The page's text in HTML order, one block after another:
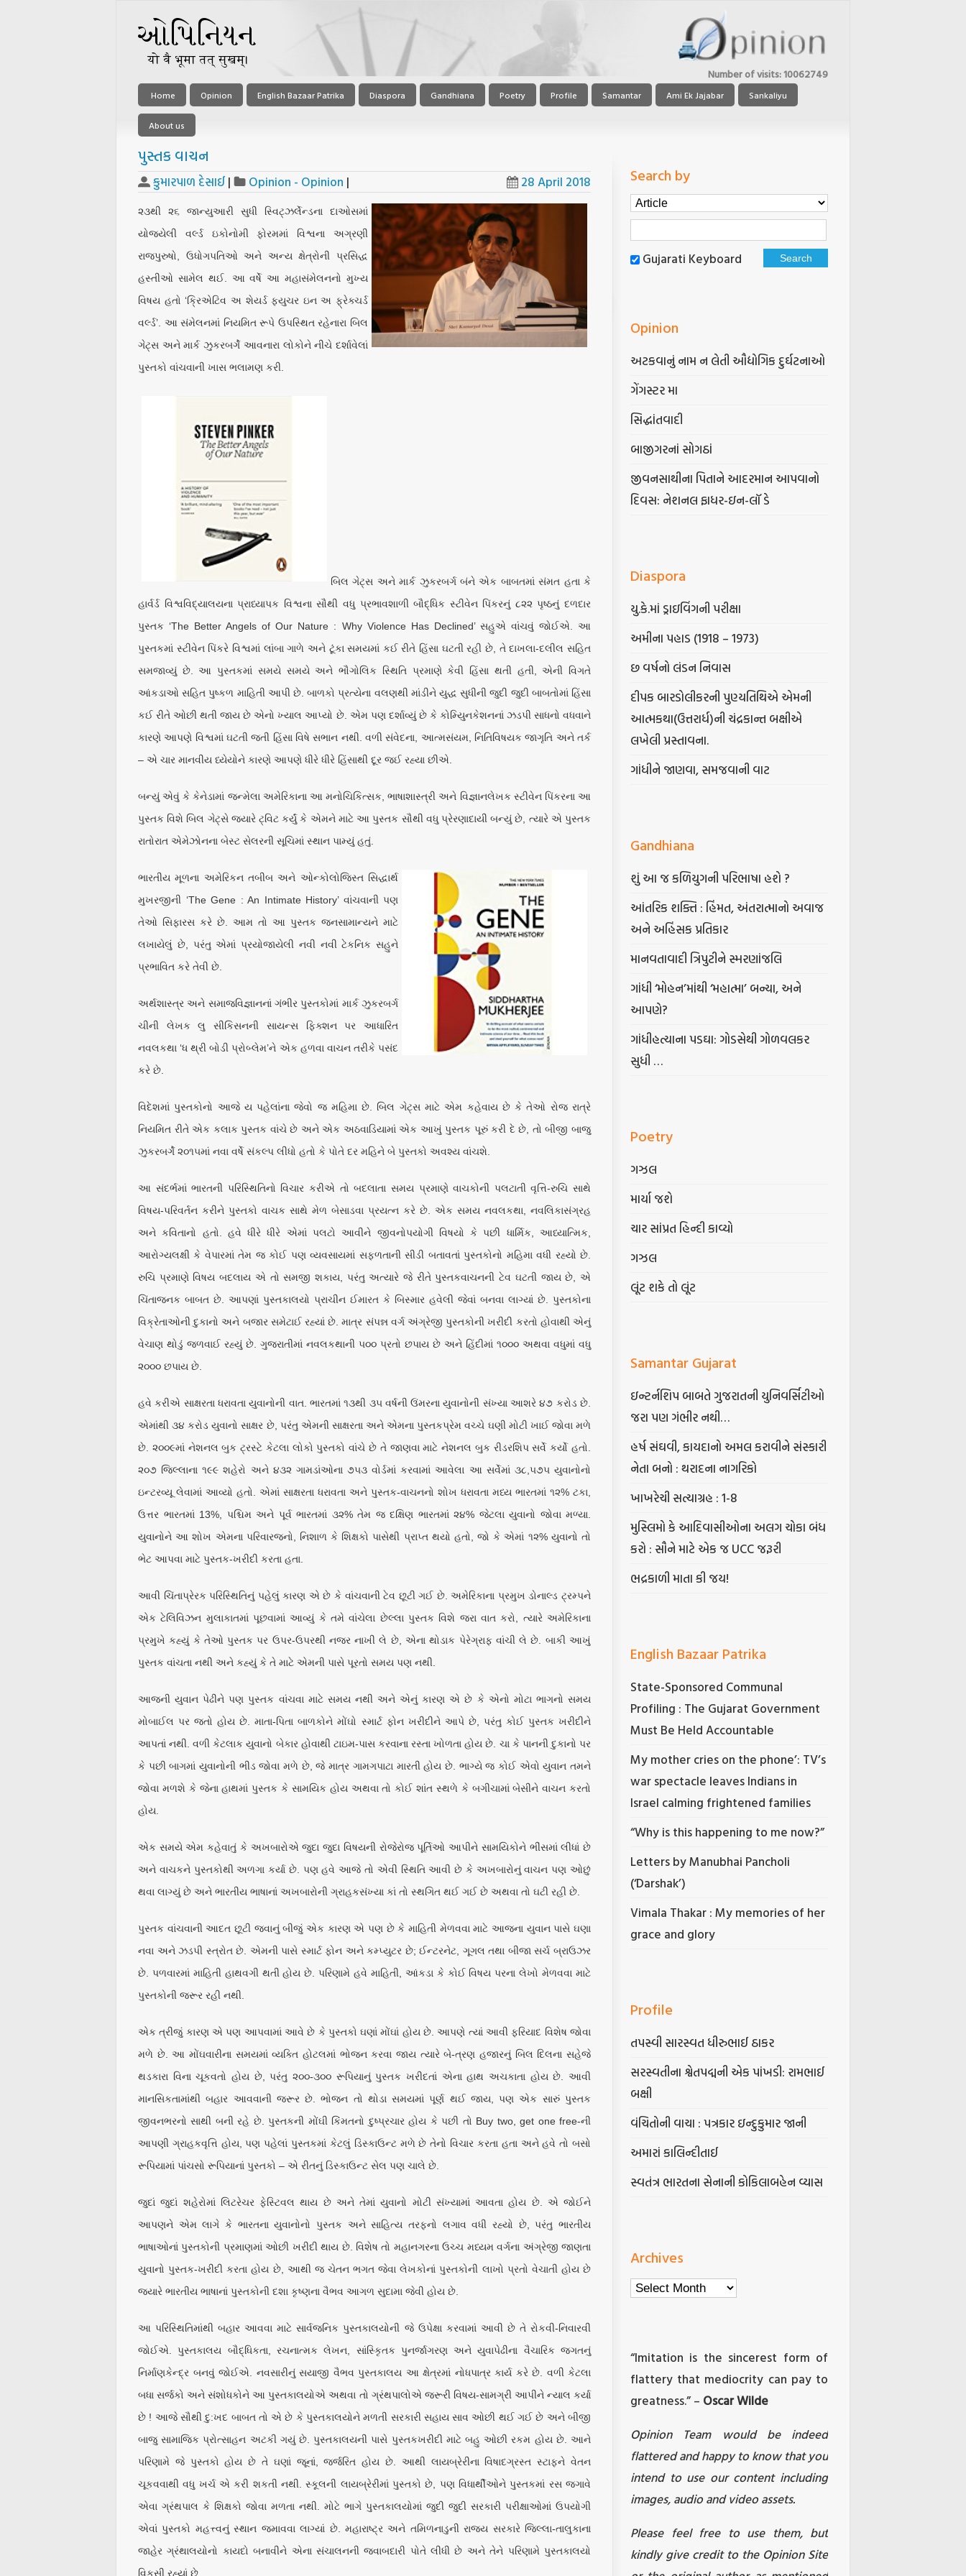
Number of visits:10062749
Home Opinion English Bazaar Patrika Diaspora Gandhiana Poetry Profile Samantar Ami Ek Jajabar Sankaliyu
About us
પુસ્તક વાચન
કુમારપાળ દેસાઈ | Opinion - Opinion | 28 April 2018
૨૩થી ૨૬ જાન્યુઆરી સુધી સ્વિટ્ઝર્લેન્ડના દાઓસમાં
યોજયેલી વર્લ્ડ ઇકોનોમી ફોરમમાં વિશ્વના અગ્રણી
રાજપુરુષો, ઉધોગપતિઓ અને અન્ય ક્ષેત્રોની પ્રસિદ્ધ
હસ્તીઓ સામેલ થઈ. આ વર્ષે આ મહાસંમેલનનો મુખ્ય
વિષય હતો ‘ક્રિએટિવ અ શેયર્ડ ફયુચર ઇન અ ફ્રેક્ચર્ડ
વર્લ્ડ’. આ સંમેલનમાં નિયમિત રૂપે ઉપસ્થિત રહેનારા બિલ
ગેટ્સ અને માર્ક ઝુકરબર્ગે આવનારા લોકોને નીચે દર્શાવેલાં
પુસ્તકો વાંચવાની ખાસ ભલામણ કરી.
બિલ ગેટ્સ અને માર્ક ઝુકરબર્ગ બંને એક બાબતમાં સંમત હતા કે
હાર્વર્ડ વિશ્વવિદ્યાલયના પ્રાધ્યાપક વિશ્વના સૌથી વધુ પ્રભાવશાળી બૌદ્ધિક સ્ટીવેન પિંકરનું ૮૨૨ પૃષ્ઠનું દળદાર
પુસ્તક ‘The Better Angels of Our Nature : Why Violence Has Declined’ સહુએ વાંચવું જોઈએ. આ
પુસ્તકમાં સ્ટીવેન પિંકરે વિશ્વમાં લાંબા ગાળે અને ટૂંકા સમયમાં કઈ રીતે હિંસા ઘટતી રહી છે, તે દાખલા-દલીલ સહિત
સમજાવ્યું છે. આ પુસ્તકમાં સમયે સમયે અને ભૌગોલિક સ્થિતિ પ્રમાણે કેવી હિંસા થતી હતી, એની વિગતે
આંકડાઓ સહિત પુષ્કળ માહિતી આપી છે. બાળકો પ્રત્યેના વલણથી માંડીને યુદ્ધ સુધીની જુદી જુદી બાબતોમાં હિંસા
કઈ રીતે ઓછી થતી જાય છે એનો ખ્યાલ આપ્યો છે. એમ પણ દર્શાવ્યું છે કે કોમ્યુિનકેશનનાં ઝડપી સાધનો વધવાને
કારણે આપણે વિશ્વમાં ઘટતી જતી હિંસા વિષે સભાન નથી. વળી સંવેદના, આત્મસંયમ, નિતિવિષયક જાગૃતિ અને તર્ક
– એ ચાર માનવીય ધ્યેયોને કારણે આપણે ધીરે ધીરે હિંસાથી દૂર જઈ રહ્યા છીએ.
બન્યું એવું કે કેનેડામાં જન્મેલા અમેરિકાના આ મનોચિકિત્સક, ભાષાશાસ્ત્રી અને વિજ્ઞાનલેખક સ્ટીવેન પિંકરના આ
પુસ્તક વિશે બિલ ગેટ્સે જયારે ટ્વિટ કર્યું કે એમને માટે આ પુસ્તક સૌથી વધુ પ્રેરણાદાયી બન્યું છે, ત્યારે એ પુસ્તક
રાતોરાત એમેઝોનના બેસ્ટ સેલરની સૂચિમાં સ્થાન પામ્યું હતું.
ભારતીય મૂળના અમેરિકન તબીબ અને ઓન્કોલોજિસ્ત સિદ્ધાર્થ
મુખરજીની ‘The Gene : An Intimate History’ વાંચવાની પણ
તેઓ સિફારસ કરે છે. આમ તો આ પુસ્તક જનસામાન્યને માટે
લખાયેલું છે, પરંતુ એમાં પ્રયોજાયેલી નવી નવી ટેકનિક સહુને
પ્રભાવિત કરે તેવી છે.
અર્થશાસ્ત્ર અને સમાજવિજ્ઞાનનાં ગંભીર પુસ્તકોમાં માર્ક ઝુકરબર્ગ
ચીની લેખક લુ સીકિસનની સાયન્સ ફિક્શન પર આધારિત
નવલકથા ‘ધ થ્રી બોડી પ્રોબ્લેમ’ને એક હળવા વાચન તરીકે પસંદ
કરે છે.
વિદેશમાં પુસ્તકોનો આજે ય પહેલાંના જેવો જ મહિમા છે. બિલ ગેટ્સ માટે એમ કહેવાય છે કે તેઓ રોજ રાત્રે
નિયમિત રીતે એક કલાક પુસ્તક વાંચે છે અને એક અઠવાડિયામાં એક આખું પુસ્તક પૂરું કરી દે છે, તો બીજી બાજુ
ઝુકરબર્ગે ૨૦૧૫માં નવા વર્ષે સંકલ્પ લીધો હતો કે પોતે દર મહિને બે પુસ્તકો અવશ્ય વાંચશે.
આ સંદર્ભમાં ભારતની પરિસ્થિતિનો વિચાર કરીએ તો બદલાતા સમય પ્રમાણે વાચકોની પલટાતી વૃત્તિ-રુચિ સાથે
વિષય-પરિવર્તન કરીને પુસ્તકો વાચક સાથે મેળ બેસાડવા પ્રયત્ન કરે છે. એક સમય નવલકથા, નવલિકાસંગ્રહ
અને કવિતાનો હતો. હવે ધીરે ધીરે એમાં પલટો આવીને જીવનોપયોગી વિષયો કે પછી ધાર્મિક, આધ્યાત્મિક,
આરોગ્યલક્ષી કે વેપારમાં તેમ જ કોઈ પણ વ્યવસાયમાં સફળતાની સીડી બતાવતાં પુસ્તકોનો મહિમા વધી રહ્યો છે.
રુચિ પ્રમાણે વિષય બદલાય એ તો સમજી શકાય, પરંતુ અત્યારે જે રીતે પુસ્તકવાચનની ટેવ ઘટતી જાય છે, એ
ચિંતાજનક બાબત છે. આપણાં પુસ્તકાલયો પ્રાચીન ઈમારત કે બિસ્માર હવેલી જેવાં બનવા લાગ્યાં છે. પુસ્તકોના
વિક્રેતાઓની દુકાનો અને બજાર સમેટાઈ રહ્યાં છે. માત્ર સંપન્ન વર્ગ અંગ્રેજી પુસ્તકોની ખરીદી કરતો હોવાથી એનું
વેચાણ થોડું જળવાઈ રહ્યું છે. ગુજરાતીમાં નવલકથાની ૫૦૦ પ્રતો છપાય છે અને હિંદીમાં ૧૦૦૦ અથવા વધુમાં વધુ
૨૦૦૦ છપાય છે.
હવે કરીએ સાક્ષરતા ધરાવતા યુવાનોની વાત. ભારતમાં ૧૩થી ૩૫ વર્ષની ઉંમરના યુવાનોની સંખ્યા આશરે ૪૭ કરોડ છે.
એમાંથી ૩૪ કરોડ યુવાનો સાક્ષર છે, પરંતુ એમની સાક્ષરતા અને એમના પુસ્તકપ્રેમ વચ્ચે ઘણી મોટી ખાઈ જોવા મળે
છે. ૨૦૦૯માં નેશનલ બુક ટ્રસ્ટે કેટલા લોકો પુસ્તકો વાંચે છે તે જાણવા માટે નેશનલ બુક રીડરશિપ સર્વે કર્યો હતો.
૨૦૭ જિલ્લાના ૧૯૯ શહેરો અને ૪૩૨ ગામડાંઓના ૭૫૩ વોર્ડમાં કરવામાં આવેલા આ સર્વેમાં ૩૮,૫૭૫ યુવાનોનો
ઇન્ટરવ્યૂ લેવામાં આવ્યો હતો. એમાં સાક્ષરતા ધરાવતા અને પુસ્તક-વાચનનો શોખ ધરાવતા મધ્ય ભારતમાં ૧૨% ટકા,
ઉત્તર ભારતમાં 13%, પશ્ચિમ અને પૂર્વ ભારતમાં ૩૨% તેમ જ દક્ષિણ ભારતમાં ૨૪% જેટલા યુવાનો જોવા મળ્યા.
યુવાનોને આ શોખ એમના પરિવારજનો, નિશાળ કે શિક્ષકો પાસેથી પ્રાપ્ત થયો હતો, જો કે એમાં ૧૨% યુવાનો તો
ભેટ આપવા માટે પુસ્તક-ખરીદી કરતા હતા.
આવી ચિંતાપ્રેરક પરિસ્થિતિનું પહેલું કારણ એ છે કે વાંચવાની ટેવ છૂટી ગઈ છે. અમેરિકાના પ્રમુખ ડોનાલ્ડ ટ્રમ્પને
એક ટેલિવિઝન મુલાકાતમાં પૂછવામાં આવ્યું કે તમે વાંચેલા છેલ્લા પુસ્તક વિશે જરા વાત કરો, ત્યારે અમેરિકાના
પ્રમુખે કહ્યું કે તેઓ પુસ્તક પર ઉપર-ઉપરથી નજર નાખી લે છે, એના થોડાક પેરેગ્રાફ વાંચી લે છે. બાકી આખું
પુસ્તક વાંચતા નથી અને કહ્યું કે તે માટે એમની પાસે પૂરતો સમય પણ નથી.
આજની યુવાન પેઢીને પણ પુસ્તક વાંચવા માટે સમય નથી અને એનું કારણ એ છે કે એનો મોટા ભાગનો સમય
મોબાઈલ પર જતો હોય છે. માતા-પિતા બાળકોને મોંઘો સ્માર્ટ ફોન ખરીદીને આપે છે, પરંતુ કોઈ પુસ્તક ખરીદીને
આપતાં નથી. વળી કેટલાક યુવાનો બેકાર હોવાથી ટાઇમ-પાસ કરવાના રસ્તા ખોળતા હોય છે. ચા કે પાનની દુકાનો પર
કે પછી બાગમાં યુવાનોની ભીડ જોવા મળે છે, જે માત્ર ગામગપાટા મારતી હોય છે. ભાગ્યે જ કોઈ એવો યુવાન તમને
જોવા મળશે કે જેના હાથમાં પુસ્તક કે સામયિક હોય અથવા તો કોઈ શાંત સ્થળે કે બગીચામાં બેસીને વાચન કરતો
હોય.
એક સમયે એમ કહેવાતું કે અખબારોએ જુદા જુદા વિષયની રોજેરોજ પૂર્તિઓ આપીને સામયિકોને ભીંસમાં લીધાં છે
અને વાચકને પુસ્તકોથી અળગા કર્યા છે. પણ હવે આજે તો એવી સ્થિતિ આવી છે કે અખબારોનું વાચન પણ ઓછું
થવા લાગ્યું છે અને ભારતીય ભાષાનાં અખબારોની ગ્રાહકસંખ્યા કાં તો સ્થગિત થઈ ગઈ છે અથવા તો ઘટી રહી છે.
પુસ્તક વાંચવાની આદત છૂટી જવાનું બીજું એક કારણ એ પણ છે કે માહિતી મેળવવા માટે આજના યુવાન પાસે ઘણા
નવા અને ઝડપી સ્ત્રોત છે. એમની પાસે સ્માર્ટ ફોન અને કમ્પ્યુટર છે; ઈન્ટરનેટ, ગૂગલ તથા બીજા સર્ચ બ્રાઉઝર
છે. પળવારમાં માહિતી હાથવગી થતી હોય છે. પરિણામે હવે માહિતી, આંકડા કે કોઈ વિષય પરના લેખો મેળવવા માટે
પુસ્તકોની જરૂર રહી નથી.
એક ત્રીજું કારણ એ પણ આપવામાં આવે છે કે પુસ્તકો ઘણાં મોંઘાં હોય છે. આપણે ત્યાં આવી ફરિયાદ વિશેષ જોવા
મળે છે. આ મોંઘવારીના સમયમાં વ્યક્તિ હોટલમાં ભોજન કરવા જાય ત્યારે બે-ત્રણ હજારનું બિલ દિલના સહેજે
થડકારા વિના ચૂકવતો હોય છે, પરંતુ ૨૦૦-૩૦૦ રૂપિયાનું પુસ્તક ખરીદતાં એના હાથ અચકાતા હોય છે. આવી
માનસિકતામાંથી બહાર આવવાની જરૂર છે. ભોજન તો થોડા સમયમાં પૂર્ણ થઈ જાય, પણ એક સારું પુસ્તક
જીવનભરનો સાથી બની રહે છે. પુસ્તકની મોંઘી કિંમતનો દુષ્પ્રચાર હોય કે પછી તો Buy two, get one free-ની
આપણી ગ્રાહકવૃત્તિ હોય, પણ પહેલાં પુસ્તકમાં કેટલું ડિસ્કાઉન્ટ મળે છે તેનો વિચાર કરતા હતા અને હવે તો બસો
રૂપિયામાં પાંચસો રૂપિયાનાં પુસ્તકો – એ રીતનું ડિસ્કાઉન્ટ સેલ પણ ચાલે છે.
જુદાં જુદાં શહેરોમાં લિટરેચર ફેસ્ટિવલ થાય છે અને તેમાં યુવાનો મોટી સંખ્યામાં આવતા હોય છે. એ જોઈને
આપણને એમ લાગે કે ભારતના યુવાનોનો પુસ્તક અને સાહિત્ય તરફનો લગાવ વધી રહ્યો છે, પરંતુ ભારતીય
ભાષાઓનાં પુસ્તકોની પ્રમાણમાં ઓછી ખરીદી થાય છે. વિશેષ તો મહાનગરના ઉચ્ચ મધ્યમ વર્ગના અંગ્રેજી જાણતા
યુવાનો પુસ્તક-ખરીદી કરતા હોય છે, આથી જ ચેતન ભગત જેવા લેખકોનાં પુસ્તકોની લાખો પ્રતો વેચાતી હોય છે
જ્યારે ભારતીય ભાષાનાં પુસ્તકોની દશા કૃષ્ણના વૈભવ આગળ સુદામા જેવી હોય છે.
આ પરિસ્થિતિમાંથી બહાર આવવા માટે સાર્વજનિક પુસ્તકાલયોની જે ઉપેક્ષા કરવામાં આવી છે તે રોકવી-નિવારવી
જોઈએ. પુસ્તકાલય બૌદ્ધિકતા, રચનાત્મક લેખન, સાંસ્કૃિતક પુનર્જાગરણ અને યુવાપેઢીના વૈચારિક જગતનું
નિર્માણકેન્દ્ર બનવું જોઈએ. નવસારીનું સયાજી વૈભવ પુસ્તકાલય આ ક્ષેત્રમાં નોધપાત્ર કાર્ય કરે છે. વળી કેટલા
બધા સર્જકો અને સંશોધકોને આ પુસ્તકાલયોએ અથવા તો ગ્રંથપાલોએ જરૂરી વિષય-સામગ્રી આપીને ન્યાલ કર્યા
છે ! આજે સૌથી દુ:ખદ બાબત તો એ છે કે પુસ્તકાલયોને મળતી સરકારી સહાય સાવ ઓછી થઈ ગઈ છે અને બીજી
બાજુ સામાજિક પ્રોત્સાહન અટકી ગયું છે. પુસ્તકાલયની પાસે પુસ્તકખરીદી માટે બહુ ઓછી રકમ હોય છે. આને
પરિણામે જે પુસ્તકો હોય છે તે ઘણાં જૂનાં, જર્જરિત હોય છે. આથી લાયબ્રેરીના વિષાદગ્રસ્ત સ્ટાફને વેતન
ચૂકવવાથી વધુ ખર્ચ એ કરી શકતી નથી. સ્કૂલની લાયબ્રેરીમાં પુસ્તકો છે, પણ વિધાર્થીઓને પુસ્તકમાં રસ જગાવે
એવા ગ્રંથપાલ કે શિક્ષકો જોવા મળતા નથી. મોટે ભાગે પુસ્તકાલયોમાં જુદી જુદી સરકારી પરીક્ષાઓમાં ઉપયોગી
એવાં પુસ્તકો મહત્ત્વનું સ્થાન જમાવવા લાગ્યાં છે. મહારાષ્ટ્ર અને તમિળનાડુની રાજ્ય સરકારે જિલ્લા-તાલુકાના
જાહેર ગ્રંથાલયોનો કાયદો બનાવીને એના સંચાલનની જવાબદારી પોતે લીધી છે અને તેને પરિણામે પુસ્તકાલયો
વિકસી રહ્યાં છે.
Search by
Gujarati Keyboard
Opinion
અટકવાનું નામ ન લેતી ઔદ્યોગિક દુર્ઘટનાઓ
ગેંગસ્ટર મા
સિદ્ધાંતવાદી
બાજીગરનાં સોગઠાં
જીવનસાથીના પિતાને આદરમાન આપવાનો
દિવસ: નેશનલ ફાધર-ઇન-લૉ ડે
Diaspora
યુ.કે.માં ડ્રાઇવિંગની પરીક્ષા
અમીના પહાડ (1918 – 1973)
છ વર્ષનો લંડન નિવાસ
દીપક બારડોલીકરની પુણ્યતિથિએ એમની
આત્મકથા(ઉત્તરાર્ધ)ની ચંદ્રકાન્ત બક્ષીએ
લખેલી પ્રસ્તાવના.
ગાંધીને જાણવા, સમજવાની વાટ
Gandhiana
શું આ જ કળિયુગની પરિભાષા હશે ?
આંતરિક શક્તિ : હિંમત, અંતરાત્માનો અવાજ
અને અહિંસક પ્રતિકાર
માનવતાવાદી ત્રિપુટીને સ્મરણાંજલિ
ગાંધી ‘મોહન’માંથી ‘મહાત્મા’ બન્યા, અને
આપણે?
ગાંધીહત્યાના પડઘા: ગોડસેથી ગોળવલકર
સુધી …
Poetry
ગઝલ
માર્યા જશે
ચાર સાંપ્રત હિન્દી કાવ્યો
ગઝલ
લૂંટ શકે તો લૂંટ
Samantar Gujarat
ઇન્ટર્નશિપ બાબતે ગુજરાતની યુનિવર્સિટીઓ
જરા પણ ગંભીર નથી…
હર્ષ સંઘવી, કાયદાનો અમલ કરાવીને સંસ્કારી
નેતા બનો : થરાદના નાગરિકો
ખાખરેચી સત્યાગ્રહ : 1-8
મુસ્લિમો કે આદિવાસીઓના અલગ ચોકા બંધ
કરો : સૌને માટે એક જ UCC જરૂરી
ભદ્રકાળી માતા કી જય!
English Bazaar Patrika
State-Sponsored Communal
Profiling : The Gujarat Government
Must Be Held Accountable
My mother cries on the phone’: TV’s
war spectacle leaves Indians in
Israel calming frightened families
“Why is this happening to me now?”
Letters by Manubhai Pancholi
(‘Darshak’)
Vimala Thakar : My memories of her
grace and glory
Profile
તપસ્વી સારસ્વત ધીરુભાઈ ઠાકર
સરસ્વતીના શ્વેતપદ્મની એક પાંખડી: રામભાઈ
બક્ષી
વંચિતોની વાચા : પત્રકાર ઇન્દુકુમાર જાની
અમારાં કાલિન્દીતાઈ
સ્વતંત્ર ભારતના સેનાની કોકિલાબહેન વ્યાસ
Archives
Archives
“Imitation is the sincerest form of
flattery that mediocrity can pay to
greatness.” – Oscar Wilde
Opinion Team would be indeed
flattered and happy to know that you
intend to use our content including
images, audio and video assets.
Please feel free to use them, but
kindly give credit to the Opinion Site